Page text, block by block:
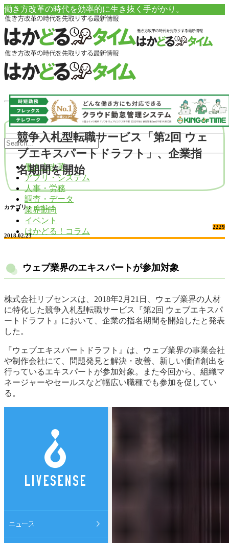
働き方改革の時代を効率的に生き抜く手がかり。
働き方改革
アプリ・システム
人事・労務
調査・データ
業界動向
イベント
はかどる！コラム
競争入札型転職サービス「第2回 ウェ
ブエキスパートドラフト」、企業指
名期間を開始
カテゴリ： イベント
2229
2018.02.23
ウェブ業界のエキスパートが参加対象
株式会社リブセンスは、2018年2月21日、ウェブ業界の人材
に特化した競争入札型転職サービス『第2回 ウェブエキスパ
ートドラフト』において、企業の指名期間を開始したと発表
した。
『ウェブエキスパートドラフト』は、ウェブ業界の事業会社
や制作会社にて、問題発見と解決・改善、新しい価値創出を
行っているエキスパートが参加対象。また今回から、組織マ
ネージャーやセールスなど幅広い職種でも参加を促してい
る。